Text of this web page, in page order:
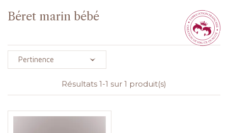
Béret marin bébé
Pertinence
Résultats 1-1 sur 1 produit(s)